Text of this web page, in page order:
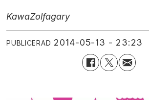
KawaZolfagary
PUBLICERAD 2014-05-13 - 23:23